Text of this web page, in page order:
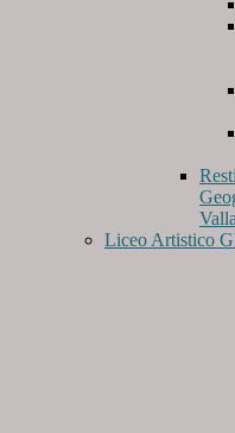
Liceo Artistico